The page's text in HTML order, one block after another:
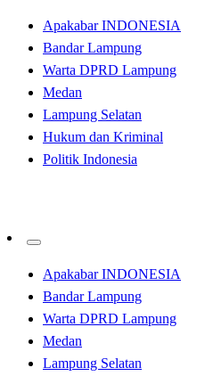
Apakabar INDONESIA
Bandar Lampung
Warta DPRD Lampung
Medan
Lampung Selatan
Hukum dan Kriminal
Politik Indonesia
Apakabar INDONESIA
Bandar Lampung
Warta DPRD Lampung
Medan
Lampung Selatan